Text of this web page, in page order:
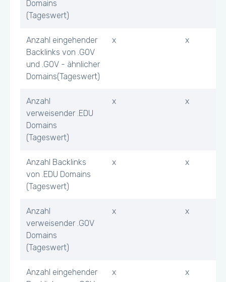
Domains
(Tageswert)
Anzahl eingehender
Backlinks von .GOV
und .GOV - ähnlicher
Domains(Tageswert)
x x
Anzahl
verweisender .EDU
Domains
(Tageswert)
x x
Anzahl Backlinks
von .EDU Domains
(Tageswert)
x x
Anzahl
verweisender .GOV
Domains
(Tageswert)
x x
Anzahl eingehender
x x